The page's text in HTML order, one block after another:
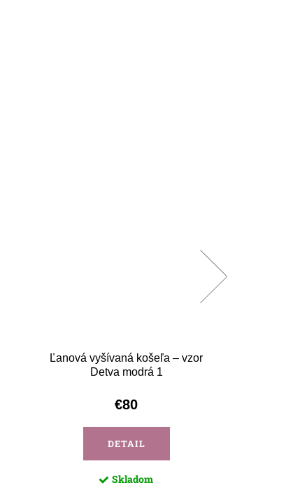
Ľanová vyšívaná košeľa – vzor
Detva modrá 1
€80
DETAIL
Skladom